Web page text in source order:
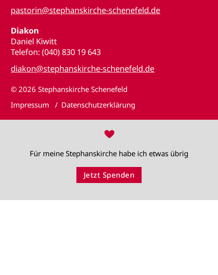
pastorin@stephanskirche-schenefeld.de
Diakon
Daniel Kiwitt
Telefon: (040) 830 19 643
diakon@stephanskirche-schenefeld.de
© 2026 Stephanskirche Schenefeld
Impressum
Datenschutzerklärung
♥
Für meine Stephanskirche habe ich etwas übrig
Jetzt Spenden